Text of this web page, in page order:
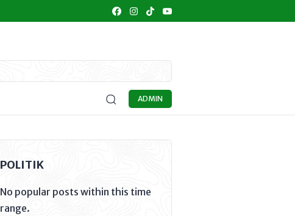
ADMIN
UMKM
POLITIK
No popular posts within this time
range.